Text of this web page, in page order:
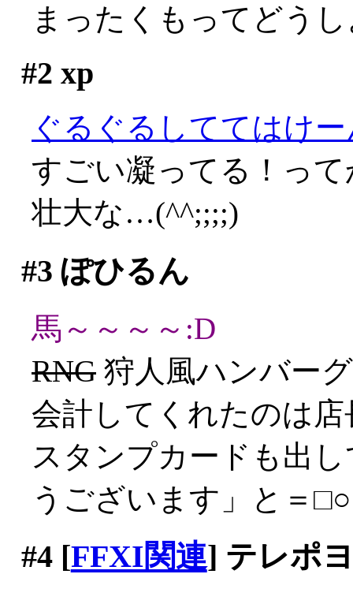
まったくもってどう
#2 xp
ぐるぐるしててはけ
すごい凝ってる！っ
壮大な…(^^;;;;)
#3 ぽひるん
馬～～～～:D
RNG 狩人風ハンバー
会計してくれたのは
スタンプカードも出
うございます」と＝
#4[FFXI関連] テレポ